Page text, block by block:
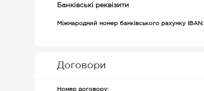
Банківські реквізити
Міжнародний номер банківського рахунку IBAN:
Договори
Номер договору: